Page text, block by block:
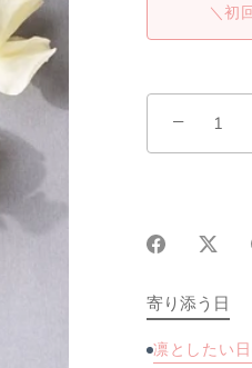
＼初
−
Share
Facebook
寄り添う日
凛としたい日